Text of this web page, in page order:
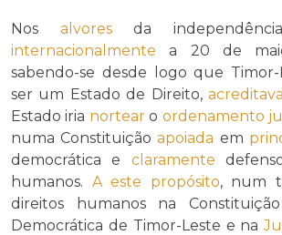
Nos alvoresda
internacionalmente a 20 de
sabendo-se desde logo que Timor-
ser um Estado de Direito,
Estado iria nortearo ordenamento
numa Constituiçãoapoiada em
democrática e claramente
humanos. A este propósito, num
direitos humanos na
Democrática de Timor-Leste e na